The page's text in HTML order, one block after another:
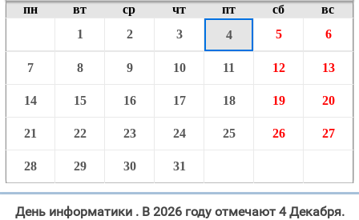
пн
вт ср чт пт сб
вс
1
2 3 4 5 6
7 8 9 10 11 12 13
14 15 16 17 18 19 20
21 22 23 24 25 26 27
28 29 30 31
День информатики . В 2026 году отмечают 4 Декабря.